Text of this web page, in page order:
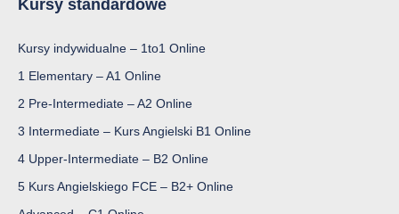
Kursy standardowe
Kursy indywidualne – 1to1 Online
1 Elementary – A1 Online
2 Pre-Intermediate – A2 Online
3 Intermediate – Kurs Angielski B1 Online
4 Upper-Intermediate – B2 Online
5 Kurs Angielskiego FCE – B2+ Online